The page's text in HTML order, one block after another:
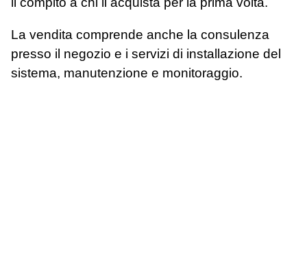
La vendita comprende anche la consulenza
presso il negozio e i servizi di installazione del
sistema, manutenzione e monitoraggio.